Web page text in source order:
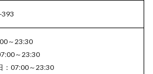
～23:30
～23:30
：07:00～23:30